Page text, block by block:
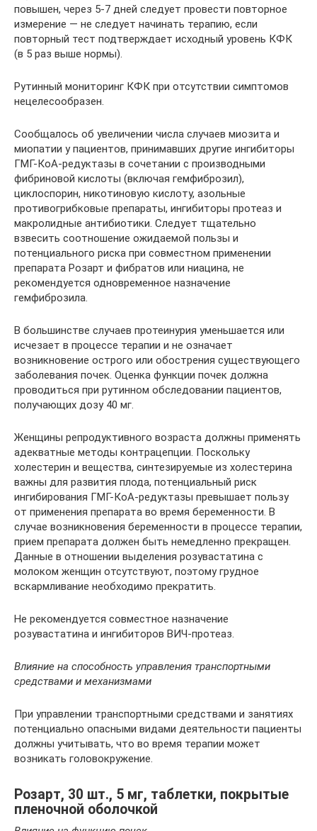
повышен, через 5-7 дней следует провести повторное
измерение — не следует начинать терапию, если
повторный тест подтверждает исходный уровень КФК
(в 5 раз выше нормы).
Рутинный мониторинг КФК при отсутствии симптомов
нецелесообразен.
Сообщалось об увеличении числа случаев миозита и
миопатии у пациентов, принимавших другие ингибиторы
ГМГ-КоА-редуктазы в сочетании с производными
фибриновой кислоты (включая гемфиброзил),
циклоспорин, никотиновую кислоту, азольные
противогрибковые препараты, ингибиторы протеаз и
макролидные антибиотики. Следует тщательно
взвесить соотношение ожидаемой пользы и
потенциального риска при совместном применении
препарата Розарт и фибратов или ниацина, не
рекомендуется одновременное назначение
гемфиброзила.
В большинстве случаев протеинурия уменьшается или
исчезает в процессе терапии и не означает
возникновение острого или обострения существующего
заболевания почек. Оценка функции почек должна
проводиться при рутинном обследовании пациентов,
получающих дозу 40 мг.
Женщины репродуктивного возраста должны применять
адекватные методы контрацепции. Поскольку
холестерин и вещества, синтезируемые из холестерина
важны для развития плода, потенциальный риск
ингибирования ГМГ-КоА-редуктазы превышает пользу
от применения препарата во время беременности. В
случае возникновения беременности в процессе терапии,
прием препарата должен быть немедленно прекращен.
Данные в отношении выделения розувастатина с
молоком женщин отсутствуют, поэтому грудное
вскармливание необходимо прекратить.
Не рекомендуется совместное назначение
розувастатина и ингибиторов ВИЧ-протеаз.
Влияние на способность управления транспортными
средствами и механизмами
При управлении транспортными средствами и занятиях
потенциально опасными видами деятельности пациенты
должны учитывать, что во время терапии может
возникать головокружение.
Розарт, 30 шт., 5 мг, таблетки, покрытые
пленочной оболочкой